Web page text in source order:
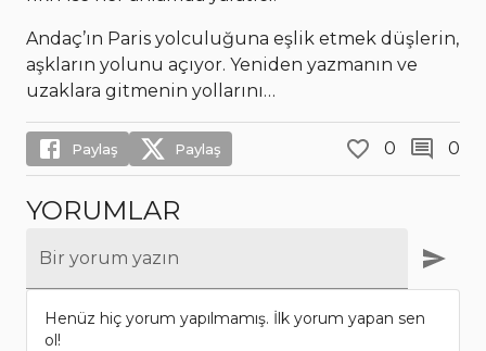
Andaç’ın Paris yolculuğuna eşlik etmek düşlerin,
aşkların yolunu açıyor. Yeniden yazmanın ve
uzaklara gitmenin yollarını…
Paylaş Paylaş 0 0
YORUMLAR
Bir yorum yazın
Henüz hiç yorum yapılmamış. İlk yorum yapan sen
ol!